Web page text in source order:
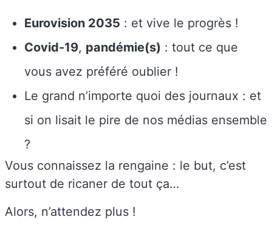
Eurovision 2035 : et vive le progrès !
Covid-19, pandémie(s) : tout ce que
vous avez préféré oublier !
Le grand n’importe quoi des journaux : et
si on lisait le pire de nos médias ensemble
?
Vous connaissez la rengaine : le but, c’est
surtout de ricaner de tout ça…
Alors, n’attendez plus !